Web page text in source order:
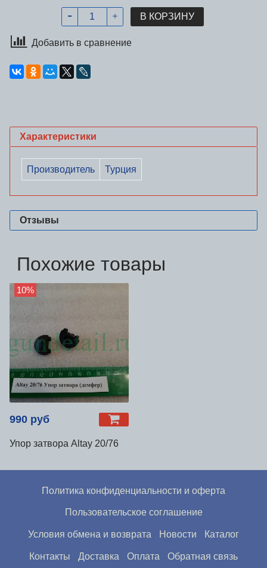
В КОРЗИНУ
Добавить в сравнение
Характеристики
Производитель Турция
Отзывы
Похожие товары
10%
990 руб
Упор затвора Altay 20/76
Политика конфиденциальности и оферта
Пользовательское соглашение
Условия обмена и возврата Новости Каталог
Контакты Доставка Оплата Обратная связь